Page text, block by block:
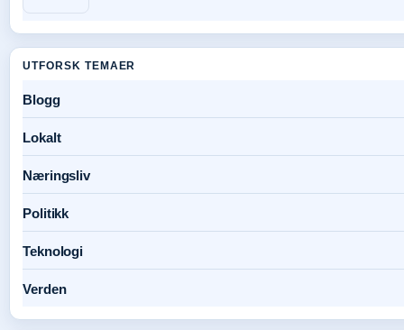
UTFORSK TEMAER
Blogg
Lokalt
Næringsliv
Politikk
Teknologi
Verden